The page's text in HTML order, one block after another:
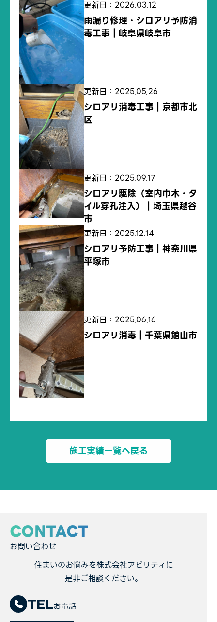
更新日：2026.03.12
雨漏り修理・シロアリ予防消
毒工事｜岐阜県岐阜市
更新日：2025.05.26
シロアリ消毒工事｜京都市北
区
更新日：2025.09.17
シロアリ駆除（室内巾木・タ
イル穿孔注入）｜埼玉県越谷
市
更新日：2025.12.14
シロアリ予防工事｜神奈川県
平塚市
更新日：2025.06.16
シロアリ消毒｜千葉県館山市
施工実績一覧へ戻る
CONTACT
お問い合わせ
住まいのお悩みを株式会社アビリティに
是非ご相談ください。
TELお電話